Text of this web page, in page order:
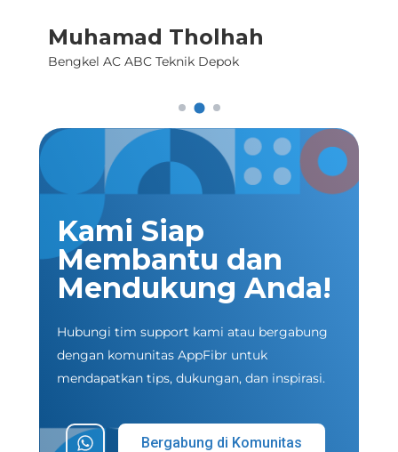
Muhamad Tholhah
Bengkel AC ABC Teknik Depok
Kami Siap
Membantu dan
Mendukung Anda!
Hubungi tim support kami atau bergabung
dengan komunitas AppFibr untuk
mendapatkan tips, dukungan, dan inspirasi.
Bergabung di Komunitas